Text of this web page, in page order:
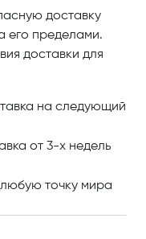
капителями и
орнамент из
произведение
в Астанае
каталог,
понравившиеся
доставку
его пределами.
доставки для
на следующий
от 3-х недель
любую точку мира